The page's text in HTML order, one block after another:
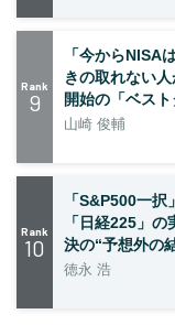
Rank
9
「今からNISA
きの取れない
開始の「ベスト
山崎 俊輔
Rank
10
「S&P500一
「日経225」
決の“予想外の
徳永 浩